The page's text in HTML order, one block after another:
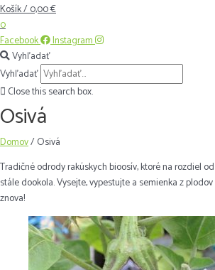
Košík/0,00€
0
Facebook
Instagram
Vyhľadať
Vyhľadať
Close this search box.
Osivá
Domov/ Osivá
Tradičné odrody rakúskych bioosív, ktoré na rozdiel
stále dookola. Vysejte, vypestujte a semienka z
znova!